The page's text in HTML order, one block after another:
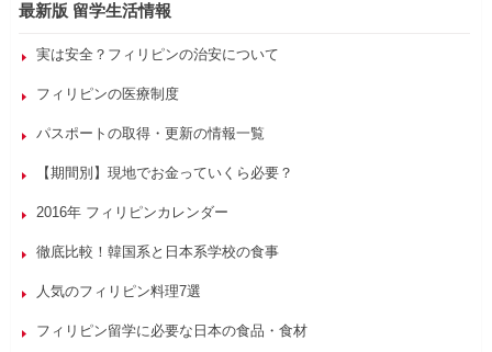
最新版 留学生活情報
実は安全？フィリピンの治安について
フィリピンの医療制度
パスポートの取得・更新の情報一覧
【期間別】現地でお金っていくら必要？
2016年 フィリピンカレンダー
徹底比較！韓国系と日本系学校の食事
人気のフィリピン料理7選
フィリピン留学に必要な日本の食品・食材